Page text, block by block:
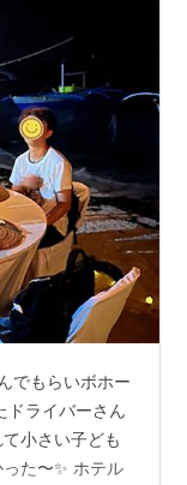
でもらいボホー
ドライバーさん
小さい子ども
た〜✨ ホテル